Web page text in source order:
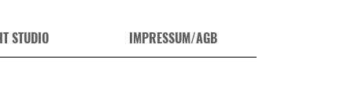
STUDIO IMPRESSUM/AGB